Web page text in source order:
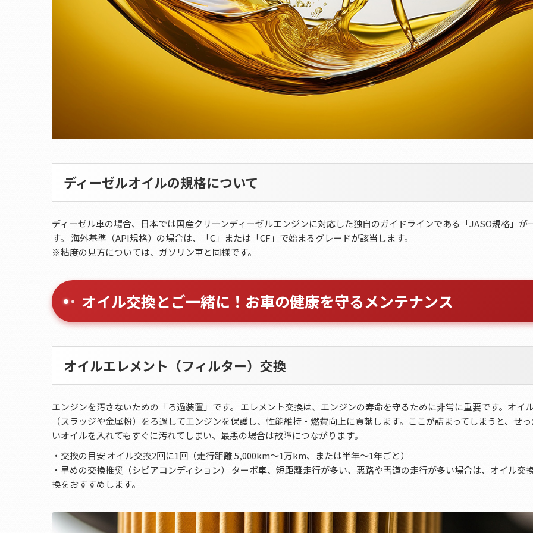
ディーゼルオイルの規格について
ディーゼル車の場合、日本では国産クリーンディーゼルエンジンに対応した独自のガイドラインである「JASO規格」が
す。 海外基準（API規格）の場合は、「C」または「CF」で始まるグレードが該当します。
※粘度の見方については、ガソリン車と同様です。
オイル交換とご一緒に！お車の健康を守るメンテナンス
オイルエレメント（フィルター）交換
エンジンを汚さないための「ろ過装置」です。 エレメント交換は、エンジンの寿命を守るために非常に重要です。オイ
（スラッジや金属粉）をろ過してエンジンを保護し、性能維持・燃費向上に貢献します。ここが詰まってしまうと、せ
いオイルを入れてもすぐに汚れてしまい、最悪の場合は故障につながります。
・交換の目安 オイル交換2回に1回（走行距離 5,000km～1万km、または半年～1年ごと）
・早めの交換推奨（シビアコンディション） ターボ車、短距離走行が多い、悪路や雪道の走行が多い場合は、オイル交
換をおすすめします。